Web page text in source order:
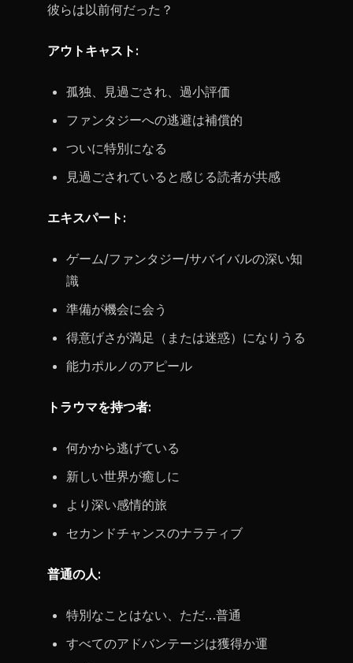
彼らは以前何だった？
アウトキャスト:
孤独、見過ごされ、過小評価
ファンタジーへの逃避は補償的
ついに特別になる
見過ごされていると感じる読者が共感
エキスパート:
ゲーム/ファンタジー/サバイバルの深い知
識
準備が機会に会う
得意げさが満足（または迷惑）になりうる
能力ポルノのアピール
トラウマを持つ者:
何かから逃げている
新しい世界が癒しに
より深い感情的旅
セカンドチャンスのナラティブ
普通の人:
特別なことはない、ただ…普通
すべてのアドバンテージは獲得か運